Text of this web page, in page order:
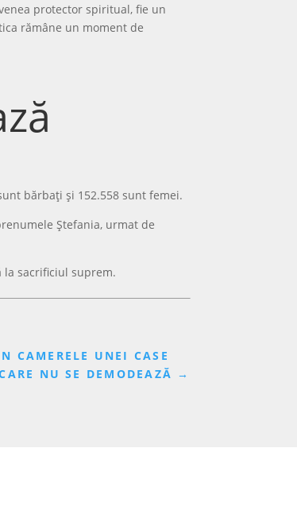
protector spiritual, fie un
rămâne un moment de
bărbați și 152.558 sunt femei.
Ștefania, urmat de
sacrificiul suprem.
CAMERELE UNEI CASE
NU SE DEMODEAZĂ →